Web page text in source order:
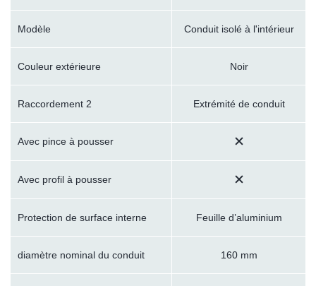
Modèle Conduit isolé à l'intérieur
Couleur extérieure Noir
Raccordement 2 Extrémité de conduit
Avec pince à pousser
Avec profil à pousser
Protection de surface interne Feuille d’aluminium
diamètre nominal du conduit 160 mm